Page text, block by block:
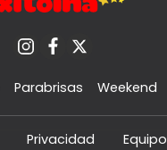
Parabrisas Weekend
Privacidad Equipo